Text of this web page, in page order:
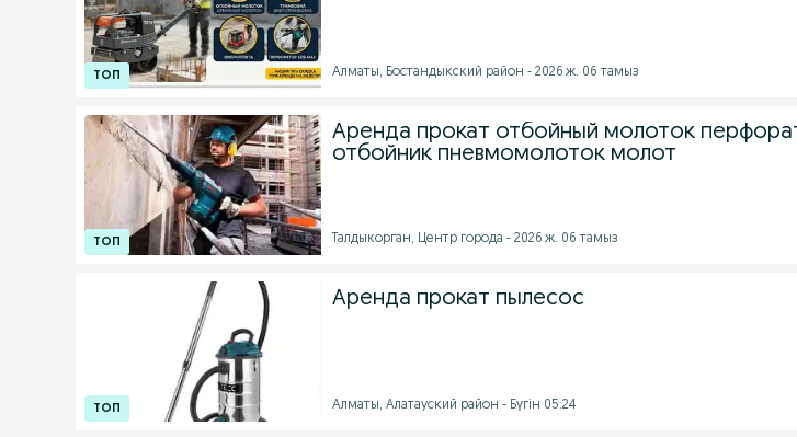
Алматы, Бостандыкский район - 2026 ж. 06 тамыз
Аренда прокат отбойный молоток
отбойник пневмомолоток молот
Талдыкорган, Центр города - 2026 ж. 06 тамыз
Аренда прокат пылесос
Алматы, Алатауский район - Бүгін 05:24